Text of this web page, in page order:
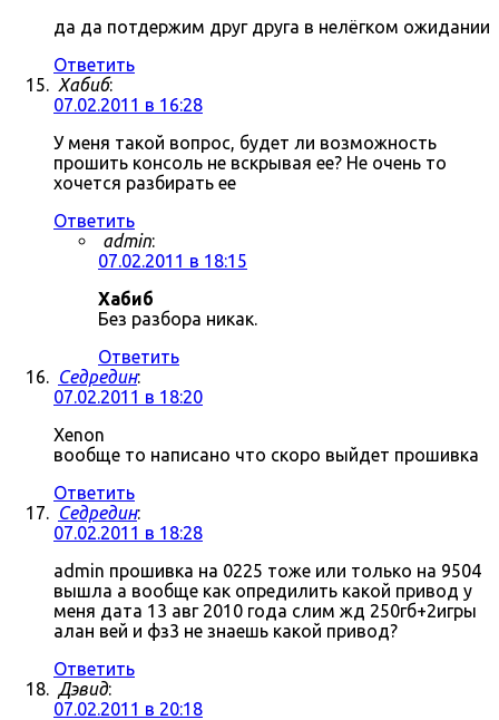
да да потдержим друг друга в нелёгком ожидании
Ответить
Хабиб:
07.02.2011 в 16:28
У меня такой вопрос, будет ли возможность
прошить консоль не вскрывая ее? Не очень то
хочется разбирать ее
Ответить
admin:
07.02.2011 в 18:15
Хабиб
Без разбора никак.
Ответить
Седредин:
07.02.2011 в 18:20
Xenon
вообще то написано что скоро выйдет прошивка
Ответить
Седредин:
07.02.2011 в 18:28
admin прошивка на 0225 тоже или только на 9504
вышла а вообще как опредилить какой привод у
меня дата 13 авг 2010 года слим жд 250гб+2игры
алан вей и фз3 не знаешь какой привод?
Ответить
Дэвид:
07.02.2011 в 20:18